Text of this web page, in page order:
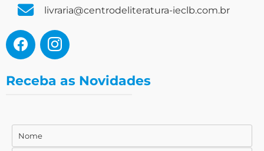
livraria@centrodeliteratura-ieclb.com.br
Receba as Novidades
Nome
Nome